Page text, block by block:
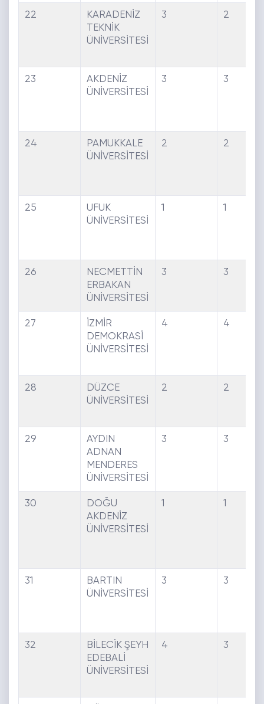
22
KARADENİZ
TEKNİK
ÜNİVERSİTESİ
3 2
23
AKDENİZ
ÜNİVERSİTESİ
3 3
24
PAMUKKALE
ÜNİVERSİTESİ
2 2
25
UFUK
ÜNİVERSİTESİ
1 1
26
NECMETTİN
ERBAKAN
ÜNİVERSİTESİ
3 3
27
İZMİR
DEMOKRASİ
ÜNİVERSİTESİ
4 4
28
DÜZCE
ÜNİVERSİTESİ
2 2
29
AYDIN
ADNAN
MENDERES
ÜNİVERSİTESİ
3 3
30
DOĞU
AKDENİZ
ÜNİVERSİTESİ
1 1
31
BARTIN
ÜNİVERSİTESİ
3 3
32
BİLECİK ŞEYH
EDEBALİ
ÜNİVERSİTESİ
4 3